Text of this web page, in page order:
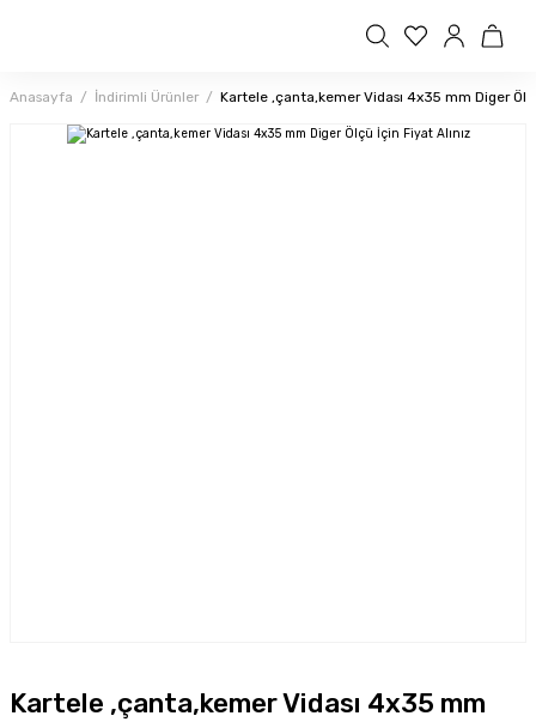
Anasayfa İndirimli Ürünler Kartele ,çanta,kemer Vidası 4x35 mm Diger
Kartele ,çanta,kemer Vidası 4x35 mm